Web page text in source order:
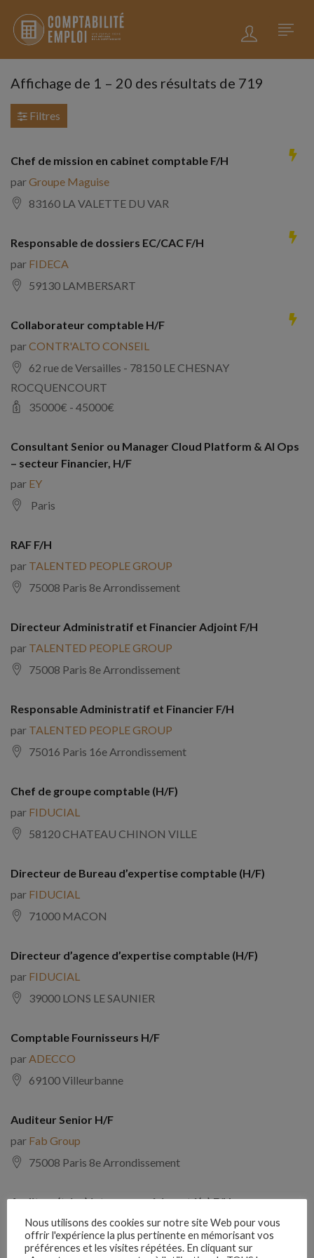
Affichage de 1 – 20 des résultats de 719
Filtres
Chef de mission en cabinet comptable F/H
parGroupe Maguise
83160 LA VALETTE DU VAR
Responsable de dossiers EC/CAC F/H
par FIDECA
59130 LAMBERSART
Collaborateur comptable H/F
parCONTR'ALTO CONSEIL
62 rue de Versailles - 78150 LE CHESNAY
ROCQUENCOURT
35000€ - 45000€
Consultant Senior ou Manager Cloud Platform & AI Ops
– secteur Financier, H/F
par EY
Paris
RAF F/H
par TALENTED PEOPLE GROUP
75008 Paris 8e Arrondissement
Directeur Administratif et Financier Adjoint F/H
par TALENTED PEOPLE GROUP
75008 Paris 8e Arrondissement
Responsable Administratif et Financier F/H
par TALENTED PEOPLE GROUP
75016 Paris 16e Arrondissement
Chef de groupe comptable (H/F)
par FIDUCIAL
58120 CHATEAU CHINON VILLE
Directeur de Bureau d’expertise comptable (H/F)
par FIDUCIAL
71000 MACON
Directeur d’agence d’expertise comptable (H/F)
par FIDUCIAL
39000 LONS LE SAUNIER
Comptable Fournisseurs H/F
par ADECCO
69100 Villeurbanne
Auditeur Senior H/F
par Fab Group
75008 Paris 8e Arrondissement
Auditeur(trice) interne expérimenté(e) F/H
parComptabilite Emploi
39130 Châtillon
Nous utilisons des cookies sur notre site Web pour vous
offrir l'expérience la plus pertinente en mémorisant vos
préférences et les visites répétées. En cliquant sur